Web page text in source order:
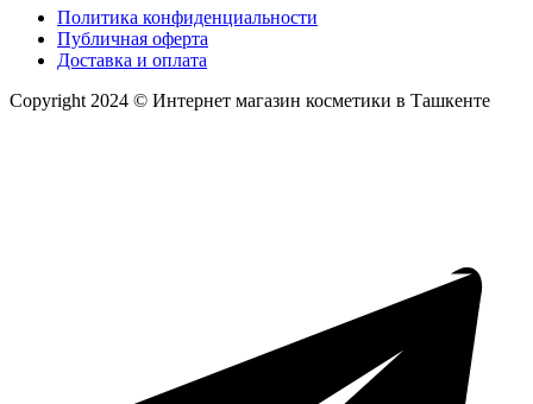
Политика конфиденциальности
Публичная оферта
Доставка и оплата
Copyright 2024 © Интернет магазин косметики в Ташкенте